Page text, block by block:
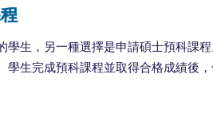
學生，另一種選擇是申請碩士預科課
學生完成預科課程並取得合格成績後